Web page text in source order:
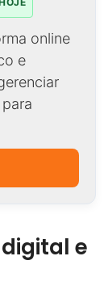
online
e
e